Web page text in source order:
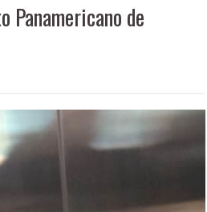
Panamericano de